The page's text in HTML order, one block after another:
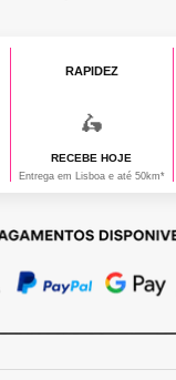
RAPIDEZ
🛵
RECEBE HOJE
Entrega em Lisboa e até 50km*